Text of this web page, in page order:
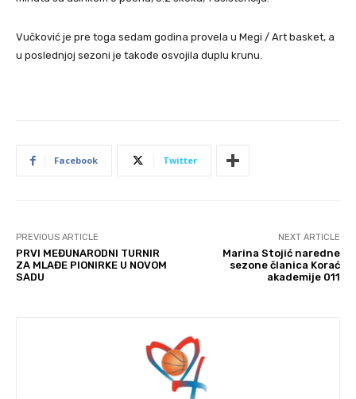
Vučković je pre toga sedam godina provela u Megi / Art basket, a
u poslednjoj sezoni je takođe osvojila duplu krunu.
Facebook Twitter
PREVIOUS ARTICLE
PRVI MEĐUNARODNI TURNIR
ZA MLAĐE PIONIRKE U NOVOM
SADU
NEXT ARTICLE
Marina Stojić naredne
sezone članica Korać
akademije 011